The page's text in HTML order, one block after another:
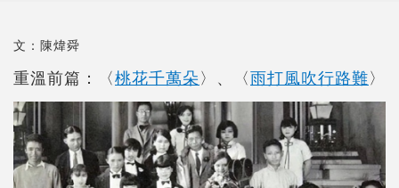
文：陳煒舜
重溫前篇：〈桃花千萬朵〉、〈雨打風吹行路難〉